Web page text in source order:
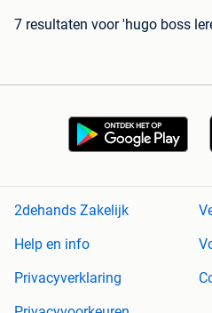
7 resultaten voor 'hugo boss
2dehands Zakelijk
Help en info
Privacyverklaring